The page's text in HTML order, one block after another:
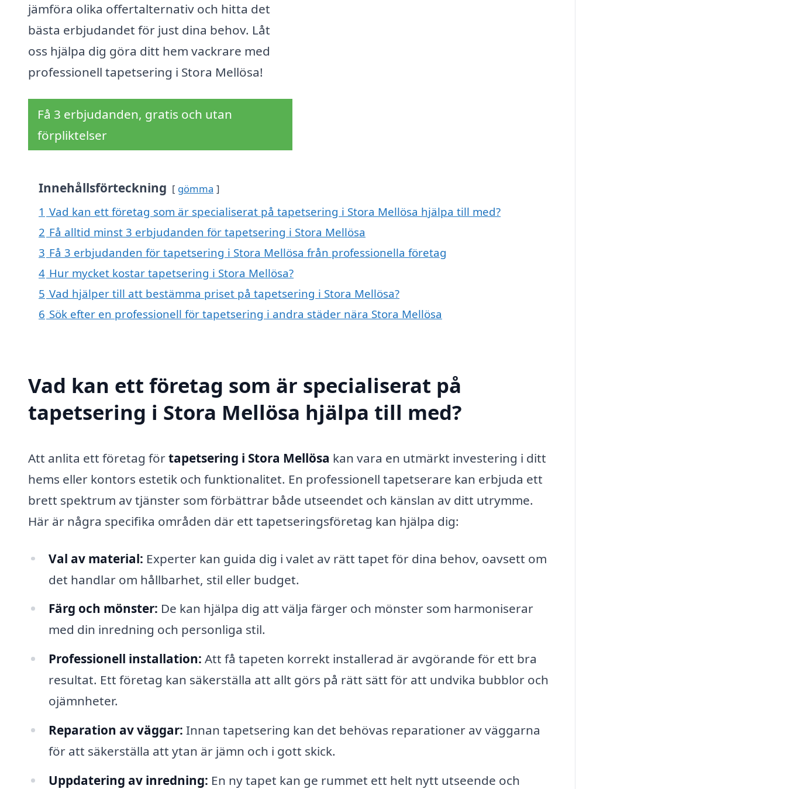
jämföra olika offertalternativ och hitta det
bästa erbjudandet för just dina behov. Låt
oss hjälpa dig göra ditt hem vackrare med
professionell tapetsering i Stora Mellösa!
Få 3 erbjudanden, gratis och utan
förpliktelser
Innehållsförteckning gömma
1 Vad kan ett företag som är specialiserat på tapetsering i Stora Mellösa hjälpa till med?
2 Få alltid minst 3 erbjudanden för tapetsering i Stora Mellösa
3 Få 3 erbjudanden för tapetsering i Stora Mellösa från professionella företag
4 Hur mycket kostar tapetsering i Stora Mellösa?
5 Vad hjälper till att bestämma priset på tapetsering i Stora Mellösa?
6 Sök efter en professionell för tapetsering i andra städer nära Stora Mellösa
Vad kan ett företag som är specialiserat på
tapetsering i Stora Mellösa hjälpa till med?
Att anlita ett företag förtapetsering i Stora Mellösa kan vara en utmärkt investering i ditt
hems eller kontors estetik och funktionalitet. En professionell tapetserare kan erbjuda ett
brett spektrum av tjänster som förbättrar både utseendet och känslan av ditt utrymme.
Här är några specifika områden där ett tapetseringsföretag kan hjälpa dig:
Val av material: Experter kan guida dig i valet av rätt tapet för dina behov, oavsett om
det handlar om hållbarhet, stil eller budget.
Färg och mönster: De kan hjälpa dig att välja färger och mönster som harmoniserar
med din inredning och personliga stil.
Professionell installation: Att få tapeten korrekt installerad är avgörande för ett bra
resultat. Ett företag kan säkerställa att allt görs på rätt sätt för att undvika bubblor och
ojämnheter.
Reparation av väggar: Innan tapetsering kan det behövas reparationer av väggarna
för att säkerställa att ytan är jämn och i gott skick.
Uppdatering av inredning: En ny tapet kan ge rummet ett helt nytt utseende och